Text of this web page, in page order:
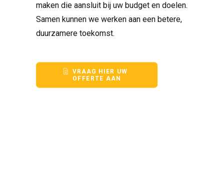
maken die aansluit bij uw budget en doelen.
Samen kunnen we werken aan een betere,
duurzamere toekomst.
VRAAG HIER UW
OFFERTE AAN